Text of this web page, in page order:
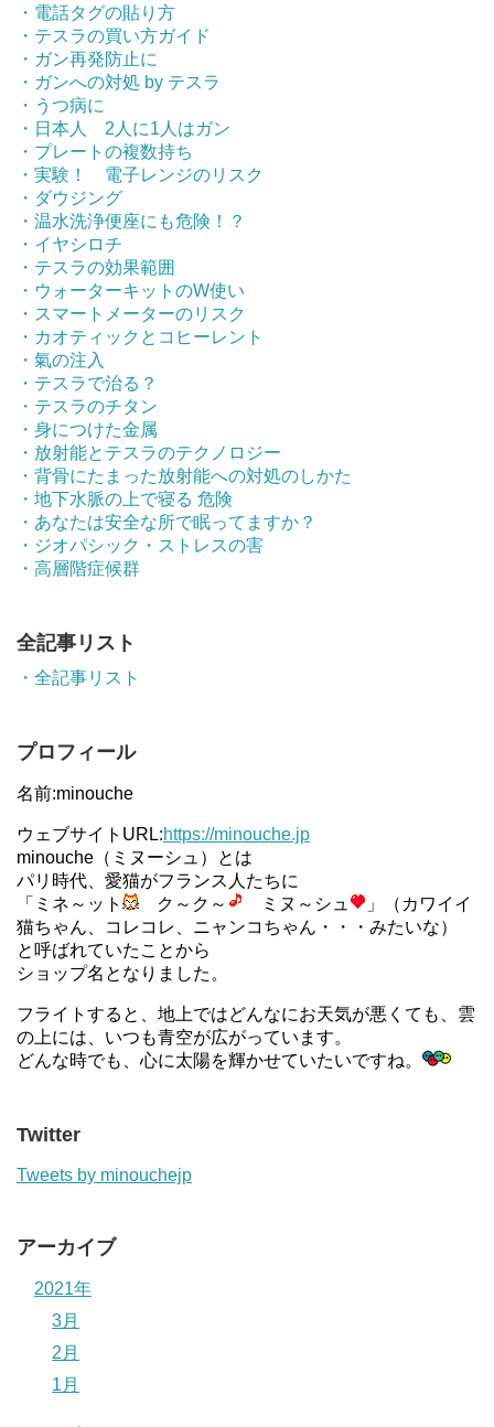
・電話タグの貼り方
・テスラの買い方ガイド
・ガン再発防止に
・ガンへの対処 by テスラ
・うつ病に
・日本人 2人に1人はガン
・プレートの複数持ち
・実験！ 電子レンジのリスク
・ダウジング
・温水洗浄便座にも危険！？
・イヤシロチ
・テスラの効果範囲
・ウォーターキットのW使い
・スマートメーターのリスク
・カオティックとコヒーレント
・氣の注入
・テスラで治る？
・テスラのチタン
・身につけた金属
・放射能とテスラのテクノロジー
・背骨にたまった放射能への対処のしかた
・地下水脈の上で寝る 危険
・あなたは安全な所で眠ってますか？
・ジオパシック・ストレスの害
・高層階症候群
全記事リスト
・全記事リスト
プロフィール
名前:minouche
ウェブサイトURL:https://minouche.jp
minouche（ミヌーシュ）とは
パリ時代、愛猫がフランス人たちに
「ミネ～ット
ク～ク～ ミヌ～シュ
」（カワイイ
猫ちゃん、コレコレ、ニャンコちゃん・・・みたいな）
と呼ばれていたことから
ショップ名となりました。
フライトすると、地上ではどんなにお天気が悪くても、雲
の上には、いつも青空が広がっています。
どんな時でも、心に太陽を輝かせていたいですね。
Twitter
Tweets by minouchejp
アーカイブ
2021年
3月
2月
1月